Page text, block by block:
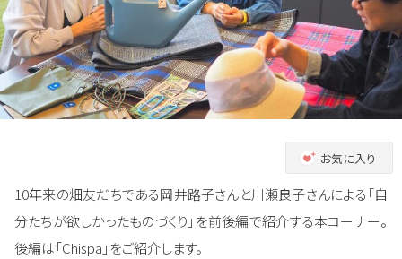
お気に入り
10年来の畑友だちである岡井路子さんと川瀬良子さんによる「自
分たちが欲しかったものづくり」を前後編で紹介する本コーナー。
後編は「Chispa」をご紹介します。